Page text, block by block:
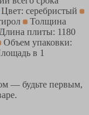
Цвет: серебристый
Толщина
Длина плиты: 1180
Объем упаковки:
в 1
— будьте первым,